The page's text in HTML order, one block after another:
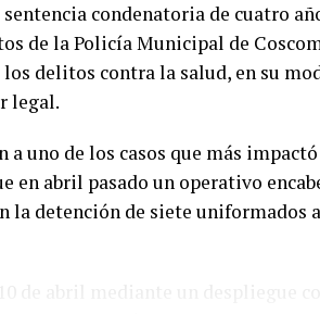
de lluvias, cuando el riesgo
afectada por algunos minutos
restablecido de manera normal.
condenatoria de cuatro
de la Policía Municipal de
delitos contra la salud, en su
legal.
uno de los casos que más
en abril pasado un operativo
la detención de siete uniformados